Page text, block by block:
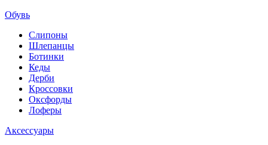
Обувь
Слипоны
Шлепанцы
Ботинки
Кеды
Дерби
Кроссовки
Оксфорды
Лоферы
Аксессуары